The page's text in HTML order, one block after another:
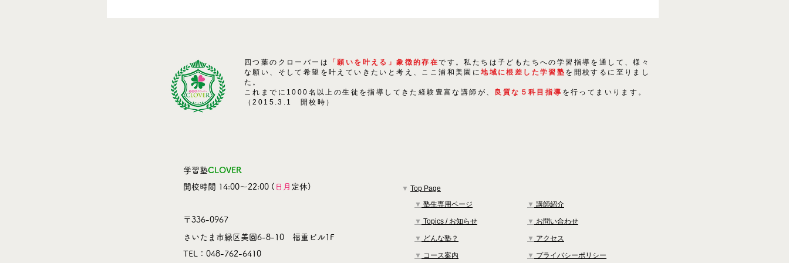
四つ葉のクローバーは 「願いを叶える」象徴的存在です。私たちは子どもたちへの学習指導を通して、様々
な願い、そして希望を叶えていきたいと考え、ここ浦和美園に地域に根差した学習塾 を開校するに至りまし
た。
これまでに1000名以上の生徒を指導してきた経験豊富な講師が、
良質な５科目指導 を行ってまいります。
（2015.3.1 開校時）
学習塾CLOVER
​開校時間 14:00～22:00 ( 日月 定休)
〒336-0967
さいたま市緑区美園6-8-10 福重ビル1F
TEL：048-762-6410
▼ Top Page
▼ 塾生専用ページ ▼ 講師紹介
▼ Topics / お知らせ ▼ お問い合わせ
▼ どんな塾？ ▼ アクセス
▼ コース案内 ▼ プライバシーポリシー